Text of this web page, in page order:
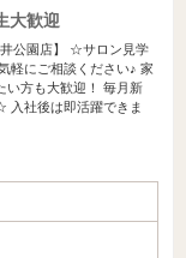
大歓迎
井公園店】 ☆サロン見学
軽にご相談ください♪ 家
い方も大歓迎！ 毎月新
入社後は即活躍できま